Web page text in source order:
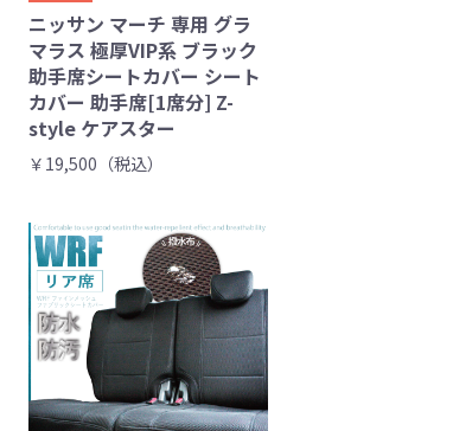
ニッサン マーチ 専用 グラ
マラス 極厚VIP系 ブラック
助手席シートカバー シート
カバー 助手席[1席分] Z-
style ケアスター
￥19,500（税込）